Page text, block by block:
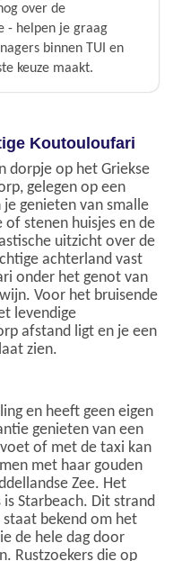
over de
- helpen je graag
binnen TUI en
keuze maakt.
Koutouloufari
dorpje op het Griekse
gelegen op een
je genieten van smalle
stenen huisjes en de
uitzicht over de
achterland vast
onder het genot van
Voor het bruisende
levendige
afstand ligt en je een
zien.
en heeft geen eigen
genieten van een
of met de taxi kan
met haar gouden
Zee. Het
is Starbeach. Dit strand
bekend om het
de hele dag door
Rustzoekers die op